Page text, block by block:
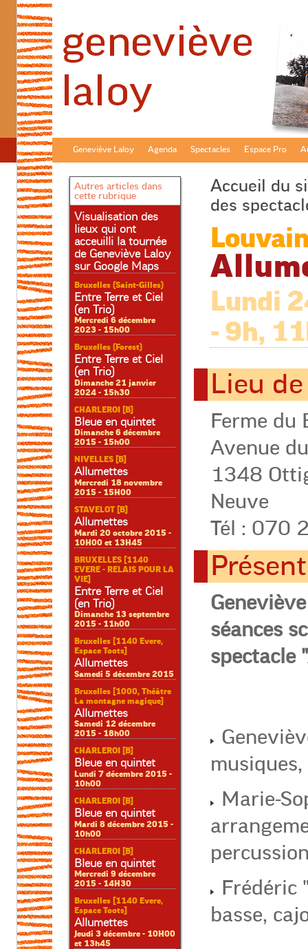
Geneviève Laloy Agenda Spectacles Espace Pro
Autres articles dans
cette rubrique
Visualisation des
lieux qui ont
acceuilli la tournée
de Geneviève Laloy
sur Google Maps
Bruxelles (Saint-Gilles)
Entre Terre et Ciel
(en Trio)
Mercredi 6 décembre
2023 - 15h00
Bruxelles (Forest)
Entre Terre et Ciel
(en Trio)
Dimanche 21 janvier
2024 - 15h30
CHARLEROI [B]
Bleue en quintet
Dimanche 6 décembre
2015 - 15h00
NIVELLES [B]
Allumettes
Mercredi 18 novembre
2015 - 15H00
STAVELOT [B]
Allumettes
Mardi 20 octobre 2015 -
10H00 et 13H45
BRUXELLES [1140
EVERE - RELAIS POUR LA
VIE]
Entre Terre et Ciel
(en Trio)
Dimanche 13 septembre
2015 - 11h00
Bruxelles [1140 Evere,
Espace Toots]
Allumettes
Samedi 5 décembre 2015
Bruxelles [1000, Théâtre
La montagne magique]
Allumettes
Samedi 12 décembre
2015 - 18h00
CHARLEROI [B]
Bleue en quintet
Lundi 7 décembre 2015 -
10h00
CHARLEROI [B]
Bleue en quintet
Mardi 8 décembre 2015 -
10h00
CHARLEROI [B]
Bleue en quintet
Mercredi 9 décembre
2015 - 14H30
Bruxelles [1140 Evere,
Espace Toots]
Allumettes
Jeudi 3 décembre - 10H00
et 13h45
Accueil du
des
Lundi
- 9h,
Lieu
Ferme du
Avenue
1348
Neuve
Tél : 070
séances
spectacle
Marie-
Frédéric
basse,